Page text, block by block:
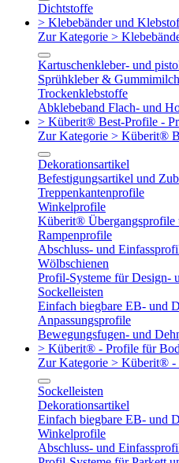
Dichtstoffe
> Klebebänder und
Zur Kategorie >
Kartuschenkleber- und
Sprühkleber & Gummimilch
Trockenklebstoffe
Abklebeband Flach- und
> Küberit® Best-Profile -
Zur Kategorie > Küberit®
Dekorationsartikel
Befestigungsartikel und
Treppenkantenprofile
Winkelprofile
Küberit® Übergangsprofile
Rampenprofile
Abschluss- und
Wölbschienen
Profil-Systeme für Design-
Sockelleisten
Einfach biegbare EB- und
Anpassungsprofile
Bewegungsfugen- und
> Küberit® - Profile für
Zur Kategorie > Küberit® -
Sockelleisten
Dekorationsartikel
Einfach biegbare EB- und
Winkelprofile
Abschluss- und